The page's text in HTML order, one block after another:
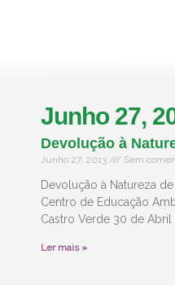
Junho 27,
Devolução à
Junho 27, 2013 Sem
Devolução à Natureza
Centro de Educação
Castro Verde 30 de Abril
Ler mais »